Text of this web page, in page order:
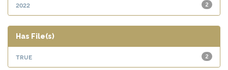
2
2022
Has File(s)
2
true